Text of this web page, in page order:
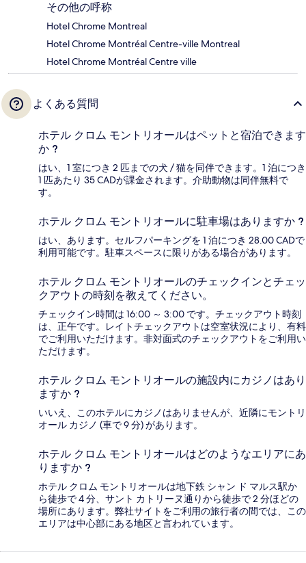
その他の呼称
Hotel Chrome Montreal
Hotel Chrome Montréal Centre-ville Montreal
Hotel Chrome Montréal Centre ville
よくある質問
ホテル クロム モントリオールはペットと宿泊できます
か ?
はい、1 室につき 2 匹までの犬 / 猫を同伴できます。1 泊につき
1 匹あたり 35 CADが課金されます。介助動物は同伴無料で
す。
ホテル クロム モントリオールに駐車場はありますか ?
はい、あります。セルフパーキングを 1 泊につき 28.00 CADで
利用可能です。駐車スペースに限りがある場合があります。
ホテル クロム モントリオールのチェックインとチェッ
クアウトの時刻を教えてください。
チェックイン時間は 16:00 ～ 3:00 です。チェックアウト時刻
は、正午です。レイトチェックアウトは空室状況により、有料
でご利用いただけます。非対面式のチェックアウトをご利用い
ただけます。
ホテル クロム モントリオールの施設内にカジノはあり
ますか ?
いいえ、このホテルにカジノはありませんが、近隣にモントリ
オール カジノ (車で 9 分) があります。
ホテル クロム モントリオールはどのようなエリアにあ
りますか ?
ホテル クロム モントリオールは地下鉄 シャン ド マルス駅か
ら徒歩で 4 分、サント カトリーヌ通りから徒歩で 2 分ほどの
場所にあります。弊社サイトをご利用の旅行者の間では、この
エリアは中心部にある地区と言われています。